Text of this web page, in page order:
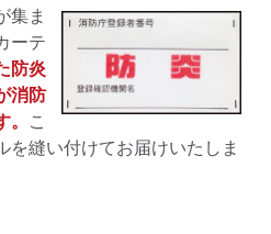
集ま
ーテ
防炎
消防
こ
を縫い付けてお届けいたしま